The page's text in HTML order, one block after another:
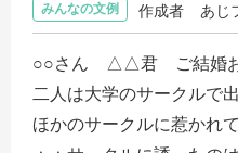
みんなの文例 作成者 あじ
○○さん △△君 ご結婚お
二人は大学のサークルで
ほかのサークルに惹かれ